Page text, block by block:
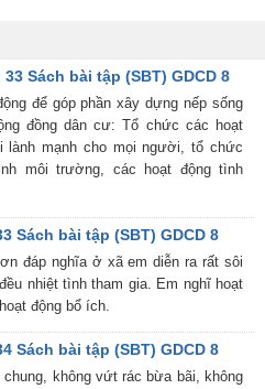
33 Sách bài tập (SBT) GDCD 8
để góp phần xây dựng nếp sống
đồng dân cư: Tổ chức các hoạt
lành mạnh cho mọi người, tổ chức
môi trường, các hoạt động tình
Sách bài tập (SBT) GDCD 8
đáp nghĩa ở xã em diễn ra rất sôi
nhiệt tình tham gia. Em nghĩ hoạt
động bổ ích.
Sách bài tập (SBT) GDCD 8
không vứt rác bừa bãi, không